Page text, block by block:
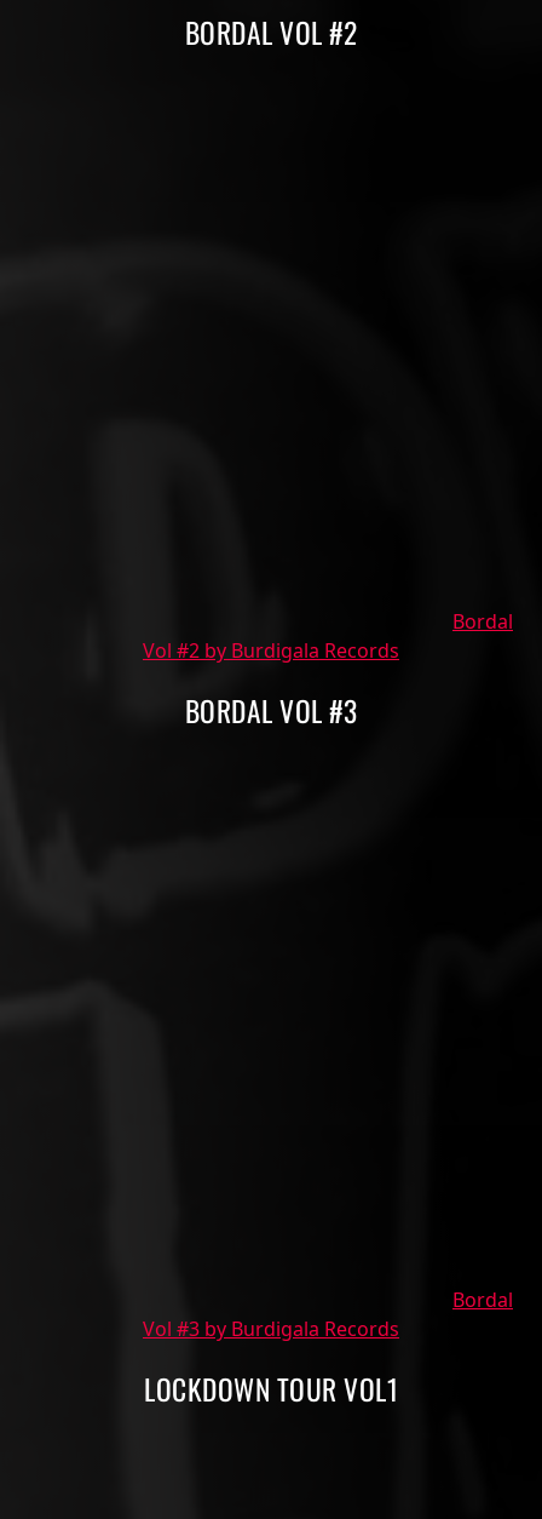
BORDAL VOL #2
Bordal
Vol #2 by Burdigala Records
BORDAL VOL #3
Bordal
Vol #3 by Burdigala Records
LOCKDOWN TOUR VOL1